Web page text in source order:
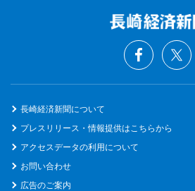
長崎経済新聞について
プレスリリース・情報提供はこちらから
アクセスデータの利用について
お問い合わせ
広告のご案内